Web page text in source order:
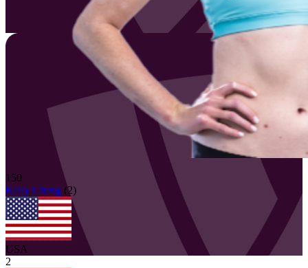
150
Kelly Cheng (2)
USA
2